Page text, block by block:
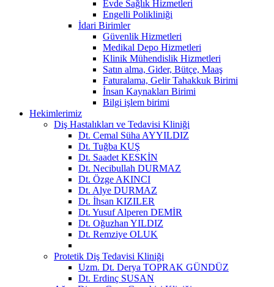
Evde Sağlık Hizmetleri
Engelli Polikliniği
İdari Birimler
Güvenlik Hizmetleri
Medikal Depo Hizmetleri
Klinik Mühendislik Hizmetleri
Satın alma, Gider, Bütçe, Maaş
Faturalama, Gelir Tahakkuk Birimi
İnsan Kaynakları Birimi
Bilgi işlem birimi
Hekimlerimiz
Diş Hastalıkları ve Tedavisi Kliniği
Dt. Cemal Süha AYYILDIZ
Dt. Tuğba KUŞ
Dt. Saadet KESKİN
Dt. Necibullah DURMAZ
Dt. Özge AKINCI
Dt. Alye DURMAZ
Dt. İhsan KIZILER
Dt. Yusuf Alperen DEMİR
Dt. Oğuzhan YILDIZ
Dt. Remziye OLUK
Protetik Diş Tedavisi Kliniği
Uzm. Dt. Derya TOPRAK GÜNDÜZ
Dt. Erdinç SUSAN